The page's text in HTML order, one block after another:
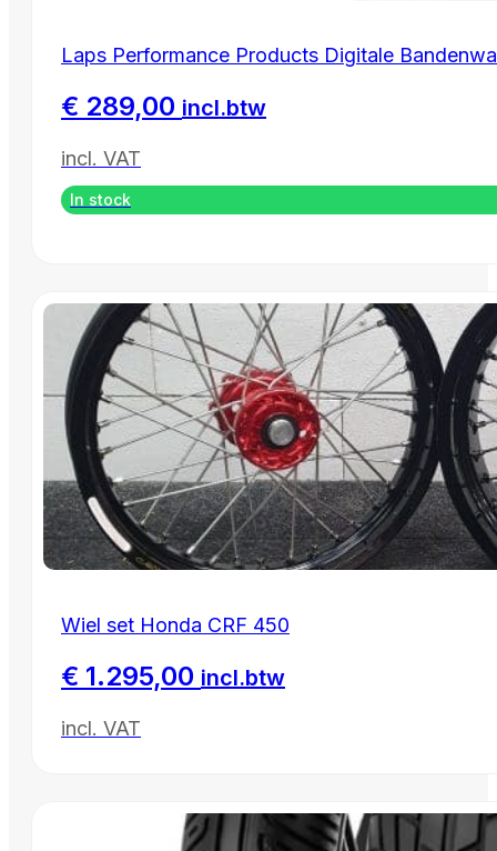
Laps Performance Products Digitale
€ 289,00 incl.btw
incl. VAT
In stock
Wiel set Honda CRF 450
€ 1.295,00 incl.btw
incl. VAT